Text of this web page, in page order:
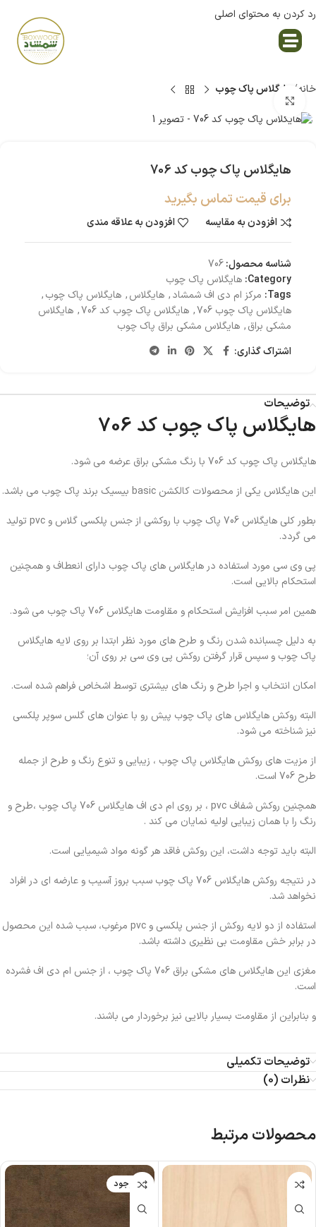
رد کردن به محتوای اصلی
خانه هایگلاس پاک چوب
هایگلاس پاک چوب کد 706
برای قیمت تماس بگیرید
افزودن به مقایسه افزودن به علاقه مندی
شناسه محصول:706
Category: هایگلاس پاک چوب
Tags: مرکز ام دی اف شمشاد, هایگلاس, هایگلاس پاک چوب,
هایگلاس پاک چوب 706
, هایگلاس پاک چوب کد 706 , هایگلاس
مشکی براق, هایگلاس مشکی براق پاک چوب
اشتراک گذاری:
توضیحات
هایگلاس پاک چوب کد 706
هایگلاس پاک چوب کد 706 با رنگ مشکی براق عرضه می شود.
این هایگلاس یکی از محصولات کالکشن basic بیسیک برند پاک چوب می باشد.
بطور کلی هایگلاس 706 پاک چوب با روکشی از جنس پلکسی گلاس و pvc تولید
می گردد.
پی وی سی مورد استفاده در هایگلاس های پاک چوب دارای انعطاف و همچنین
استحکام بالایی است.
همین امر سبب افزایش استحکام و مقاومت هایگلاس 706 پاک چوب می شود.
به دلیل چسبانده شدن رنگ و طرح های مورد نظر ابتدا بر روی لایه هایگلاس
پاک چوب و سپس قرار گرفتن روکش پی وی سی بر روی آن؛
امکان انتخاب و اجرا طرح و رنگ های بیشتری توسط اشخاص فراهم شده است.
البته روکش هایگلاس های پاک چوب پیش رو با عنوان های گلس سوپر پلکسی
نیز شناخته می شود.
از مزیت های روکش هایگلاس پاک چوب ، زیبایی و تنوع رنگ و طرح از جمله
طرح 706 است.
همچنین روکش شفاف pvc ، بر روی ام دی اف هایگلاس 706 پاک چوب ،طرح و
رنگ را با همان زیبایی اولیه نمایان می کند .
البته باید توجه داشت، این روکش فاقد هر گونه مواد شیمیایی است.
در نتیجه روکش هایگلاس 706 پاک چوب سبب بروز آسیب و عارضه ای در افراد
نخواهد شد.
استفاده از دو لایه روکش از جنس پلکسی و pvc مرغوب، سبب شده این محصول
در برابر خش مقاومت بی نظیری داشته باشد.
مغزی این هایگلاس های مشکی براق 706 پاک چوب ، از جنس ام دی اف فشرده
است.
و بنابراین از مقاومت بسیار بالایی نیز برخوردار می باشند.
توضیحات تکمیلی
نظرات (0)
محصولات مرتبط
ناموجود